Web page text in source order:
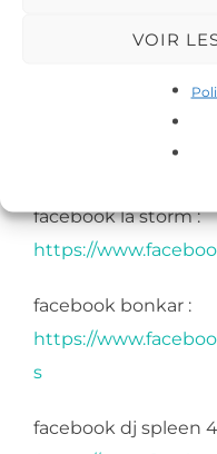
VOIR
https://
http://
facebook la storm :
https://
facebook bonkar :
https://
s
facebook dj spleen 4